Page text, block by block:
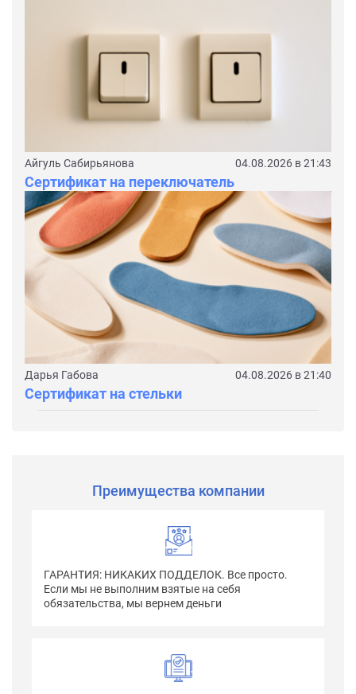
Айгуль Сабирьянова 04.08.2026 в 21:43
Сертификат на переключатель
Дарья Габова 04.08.2026 в 21:40
Сертификат на стельки
Преимущества компании
ГАРАНТИЯ: НИКАКИХ ПОДДЕЛОК. Все просто.
Если мы не выполним взятые на себя
обязательства, мы вернем деньги